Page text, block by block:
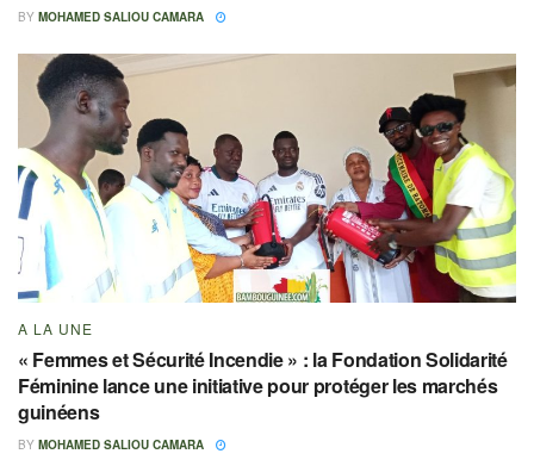
BY MOHAMED SALIOU CAMARA
A LA UNE
« Femmes et Sécurité Incendie » : la Fondation Solidarité
Féminine lance une initiative pour protéger les marchés
guinéens
BY MOHAMED SALIOU CAMARA